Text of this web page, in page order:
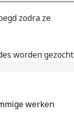
zodra ze
worden gezocht
werken